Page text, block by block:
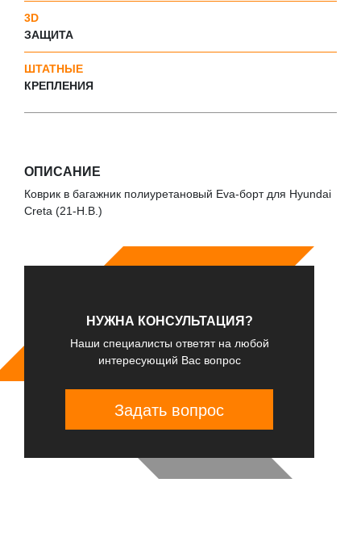
3D
ЗАЩИТА
ШТАТНЫЕ
КРЕПЛЕНИЯ
ОПИСАНИЕ
Коврик в багажник полиуретановый Eva-борт для Hyundai
Creta (21-Н.В.)
НУЖНА КОНСУЛЬТАЦИЯ?
Наши специалисты ответят на любой
интересующий Вас вопрос
Задать вопрос